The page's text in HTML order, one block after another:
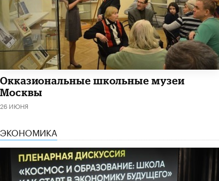
​Окказиональные школьные музеи
Москвы
26 ИЮНЯ
ЭКОНОМИКА